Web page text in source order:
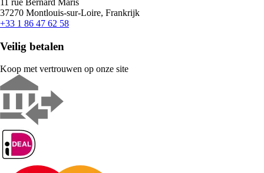
11 rue Bernard Maris
37270 Montlouis-sur-Loire, Frankrijk
+33 1 86 47 62 58
Veilig betalen
Koop met vertrouwen op onze site